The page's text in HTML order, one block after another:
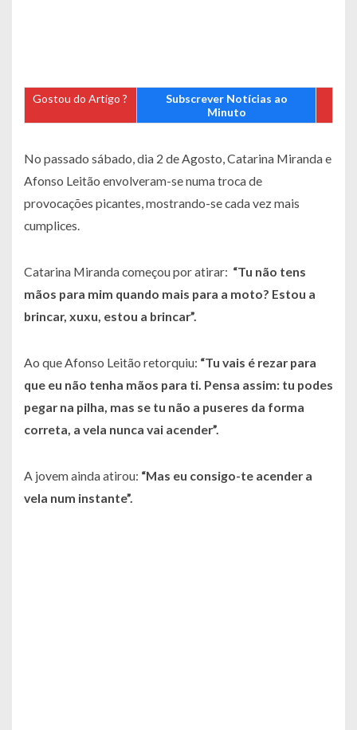
Gostou do Artigo ?
Subscrever Notícias ao
Minuto
No passado sábado, dia 2 de Agosto, Catarina Miranda e
Afonso Leitão envolveram-se numa troca de
provocações picantes, mostrando-se cada vez mais
cumplices.
Catarina Miranda começou por atirar: “Tu não tens
mãos para mim quando mais para a moto? Estou a
brincar, xuxu, estou a brincar”.
Ao que Afonso Leitão retorquiu: “Tu vais é rezar para
que eu não tenha mãos para ti. Pensa assim: tu podes
pegar na pilha, mas se tu não a puseres da forma
correta, a vela nunca vai acender”.
A jovem ainda atirou: “Mas eu consigo-te acender a
vela num instante”.